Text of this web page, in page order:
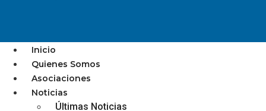
Inicio
Quienes Somos
Asociaciones
Noticias
Últimas Noticias
LAS EMPRESAS ZOMBIS